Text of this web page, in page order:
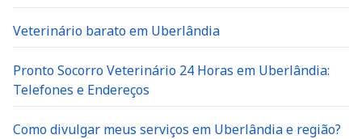
Veterinário barato em Uberlândia
Pronto Socorro Veterinário 24 Horas em Uberlândia:
Telefones e Endereços
Como divulgar meus serviços em Uberlândia e região?